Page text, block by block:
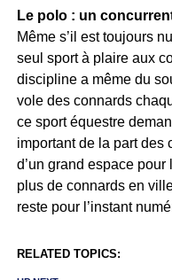
Le polo : un
Même s’il est toujours
seul sport à plaire aux
discipline a même du
vole des connards
ce sport équestre
important de la part des
d’un grand espace pour
plus de connards en
reste pour l’instant
RELATED TOPICS: